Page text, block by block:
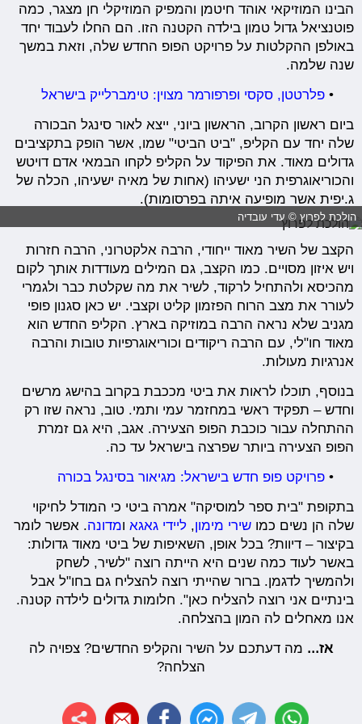
הבינו המוזיקאי אוהד חיטמן והמפיק המוזיקלי חן מצגר, כמה
פוטנציאל גדול טמון בילדה הקטנה הזו. הם החלו לעבוד יחד
באולפן ההקלטות על פרויקט הפופ החדש שלה, וזאת במשך
שנה שלמה.
•פלרטטן, סקסי ופרפורמר מצוין: טימברלייק בישראל
ביום ראשון הקרוב, הראשון ביוני, ייצא לאור סינגל הבכורה
שלה יחד עם הקליפ, "ביט הביטי" שמו, אשר הופק בתקציבים
גדולים מאוד. את הפיקוד על הקליפ לקחו הבמאי אדם דויטש
והכוריאוגרפית הני ישעיהו (אחות של מאיה ישעיהו, הכלה של
ג.יפית אשר מופיעה איתה בפרסומות).
הולכת לפרוץ © עדי עובדיה
הקצב של השיר מאוד ייחודי, הרבה אלקטרוני, הרבה חזרות
ויש איזון מסויים. כמו הקצב, גם המילים מעודדות אותך לקום
מהכיסא ולהתחיל לרקוד, לשיר את מה שקלטת כבר ולגמרי
לעורר את מצב הרוח הפזמון קליט וקצבי. יש כאן סגנון פופי
מגניב שלא נראה הרבה במוזיקה בארץ. הקליפ החדש הוא
מאוד חו"לי, עם הרבה ריקודים וכוריאוגרפיות טובות והרבה
אנרגיות מעולות.
בנוסף, תוכלו לראות את ביטי מככבת בקרוב בהישג מרשים
וחדש – תפקיד ראשי במחזמר עמי ותמי. טוב, נראה שזו רק
ההתחלה עבור כוכבת הפופ הצעירה. אגב, היא גם זמרת
הפופ הצעירה ביותר שפרצה בישראל עד כה.
•פרויקט פופ חדש בישראל: מגיאור בסינגל בכורה
בתקופת "בית ספר למוסיקה" אמרה ביטי כי המודל לחיקוי
שלה הן נשים כמושירי מימון,ליידי גאגא ומדונה. אפשר לומר
בקיצור – דיוות? בכל אופן, השאיפות של ביטי מאוד גדולות:
באשר לעוד כמה שנים היא הייתה רוצה "לשיר, לשחק
ולהמשיך לדגמן. ברור שהייתי רוצה להצליח גם בחו"ל אבל
בינתיים אני רוצה להצליח כאן". חלומות גדולים לילדה קטנה.
אנו מאחלים לה המון בהצלחה.
אז... מה דעתכם על השיר והקליפ החדשים? צפויה לה
הצלחה?